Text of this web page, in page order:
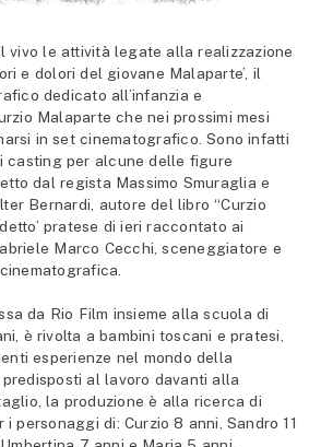
vivo le attività legate alla realizzazione
e dolori del giovane Malaparte’, il
dedicato all’infanzia e
Malaparte che nei prossimi mesi
in set cinematografico. Sono infatti
casting per alcune delle figure
dal regista Massimo Smuraglia e
Bernardi, autore del libro “Curzio
pratese di ieri raccontato ai
Marco Cecchi, sceneggiatore e
da Rio Film insieme alla scuola di
è rivolta a bambini toscani e pratesi,
esperienze nel mondo della
al lavoro davanti alla
la produzione è alla ricerca di
personaggi di: Curzio 8 anni, Sandro 11